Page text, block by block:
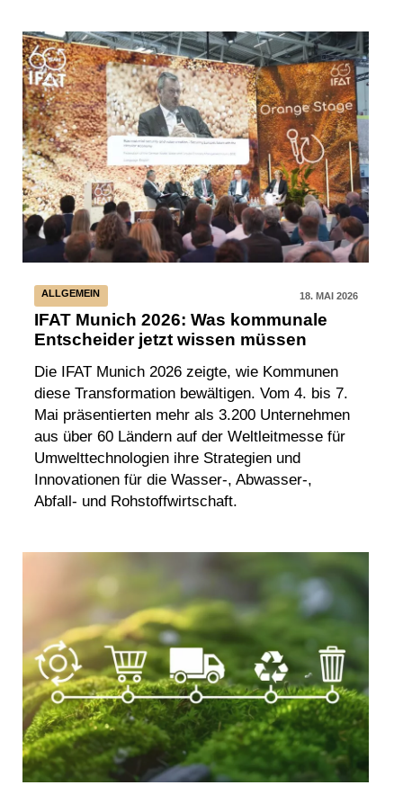
ALLGEMEIN 18. MAI 2026
IFAT Munich 2026: Was kommunale
Entscheider jetzt wissen müssen
Die IFAT Munich 2026 zeigte, wie Kommunen
diese Transformation bewältigen. Vom 4. bis 7.
Mai präsentierten mehr als 3.200 Unternehmen
aus über 60 Ländern auf der Weltleitmesse für
Umwelttechnologien ihre Strategien und
Innovationen für die Wasser-, Abwasser-,
Abfall- und Rohstoffwirtschaft.